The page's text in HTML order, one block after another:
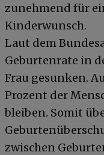
zunehmend für
Kinderwunsch.
Laut dem
Geburtenrate in
Frau gesunken.
Prozent der
bleiben. Somit
zwischen